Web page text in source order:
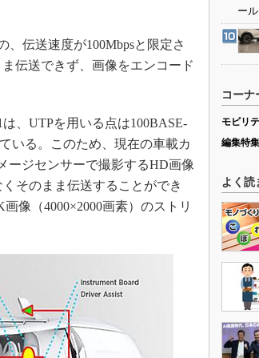
伝送速度が100Mbpsと限定さ
伝送できず、画像をエンコード
、UTPを用いる点は100BASE-
いる。このため、現在の車載カ
ージセンサーで撮影するHD画像
そのまま伝送することができ
像（4000×2000画素）のストリ
ール
コーナ
モビリ
編集特
よく読